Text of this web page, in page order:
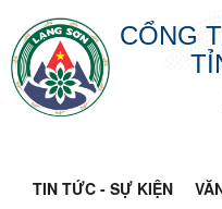
CỔNG
TIN TỨC - SỰ KIỆN